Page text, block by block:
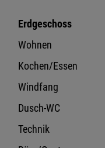
Erdgeschoss
Wohnen
Kochen/Essen
Windfang
Dusch-WC
Technik